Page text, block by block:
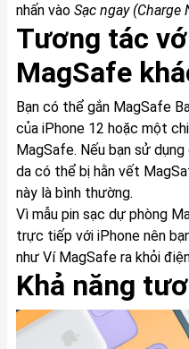
nhấn vào Sạc ngay (Charge
Tương tác
MagSafe
Bạn có thể gắn MagSafe
của iPhone 12 hoặc một
MagSafe. Nếu bạn sử
da có thể bị hằn vết
này là bình thường.
Vì mẫu pin sạc dự phòng
trực tiếp với ‌iPhone‌ nên
như Ví MagSafe ra khỏi
Khả năng